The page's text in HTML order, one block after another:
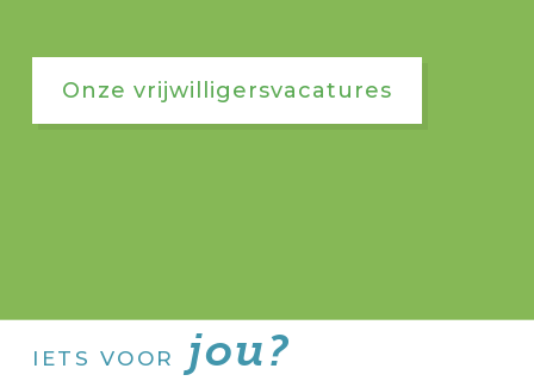
Onze vrijwilligersvacatures
IETS VOOR jou?